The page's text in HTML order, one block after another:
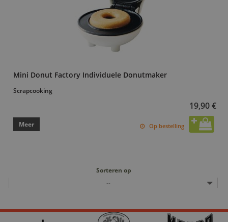
Mini Donut Factory Individuele Donutmaker
Scrapcooking
19,90 €
Meer Op bestelling
Sorteren op
--